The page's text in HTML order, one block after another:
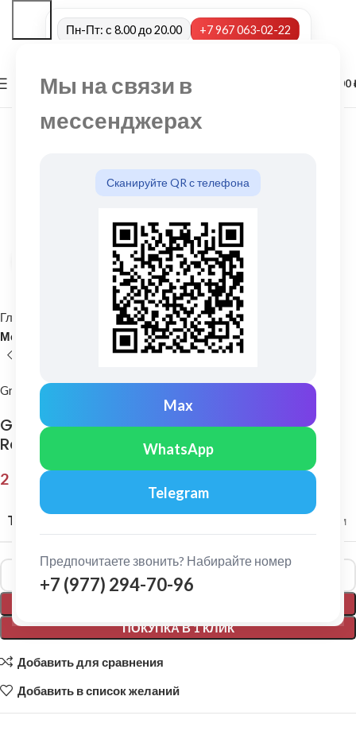
Мы на связи в
мессенджерах
Сканируйте QR с телефона
Max
WhatsApp
Telegram
Предпочитаете звонить? Набирайте номер
+7 (977) 294-70-96
Пн-Пт: с 8.00 до 20.00 +7 967 063-02-22
МЕНЮ 0,00
Нажмите, чтобы увеличить
Главная
Кровельные материалы
Металлочерепица и комплектующие
Grand Line
Grand Line: Конек полукруглый Satin 0,5 мм
Ral 6005
2 852,00
ТОЛЩИНА МЕТАЛЛА 0,5 мм
ПОКУПКА В 1 КЛИК
Alternative:
Добавить для сравнения
Добавить в список желаний